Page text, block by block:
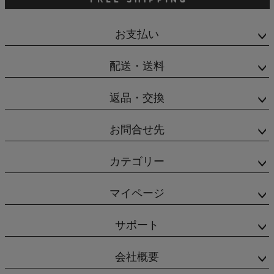
お支払い
配送・送料
返品・交換
お問合せ先
カテゴリー
マイページ
サポート
会社概要